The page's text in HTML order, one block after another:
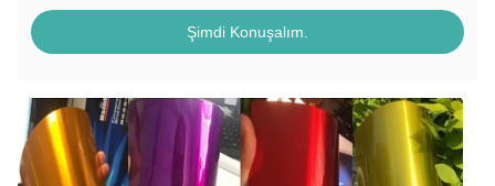
Şimdi Konuşalım.